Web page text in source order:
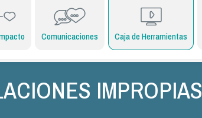
Comunicaciones Caja de Herramientas
IMPROPIAS